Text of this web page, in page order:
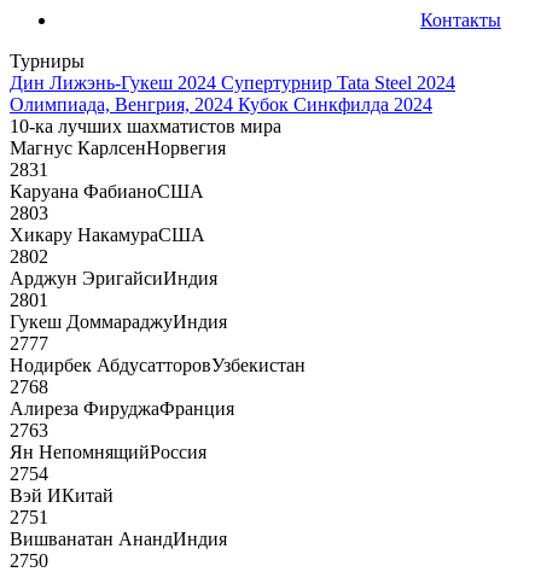
Контакты
Турниры
Дин Лижэнь-Гукеш 2024 Супертурнир Tata Steel 2024
Олимпиада, Венгрия, 2024 Кубок Синкфилда 2024
10-ка лучших шахматистов мира
Магнус КарлсенНорвегия
2831
Каруана ФабианоСША
2803
Хикару НакамураСША
2802
Арджун ЭригайсиИндия
2801
Гукеш ДоммараджуИндия
2777
Нодирбек АбдусатторовУзбекистан
2768
Алиреза ФируджаФранция
2763
Ян НепомнящийРоссия
2754
Вэй ИКитай
2751
Вишванатан АнандИндия
2750